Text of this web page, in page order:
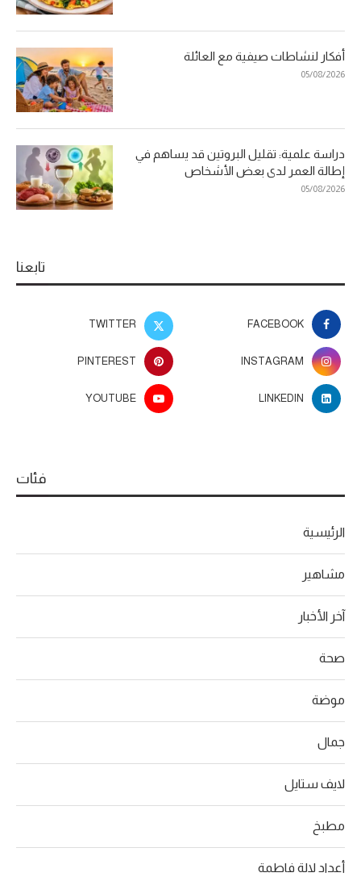
أفكار لنشاطات صيفية مع العائلة
05/08/2026
دراسة علمية: تقليل البروتين قد يساهم في
إطالة العمر لدى بعض الأشخاص
05/08/2026
تابعنا
FACEBOOK
TWITTER
INSTAGRAM
PINTEREST
LINKEDIN
YOUTUBE
فئات
الرئيسية
مشاهير
آخر الأخبار
صحة
موضة
جمال
لايف ستايل
مطبخ
أعداد لالة فاطمة